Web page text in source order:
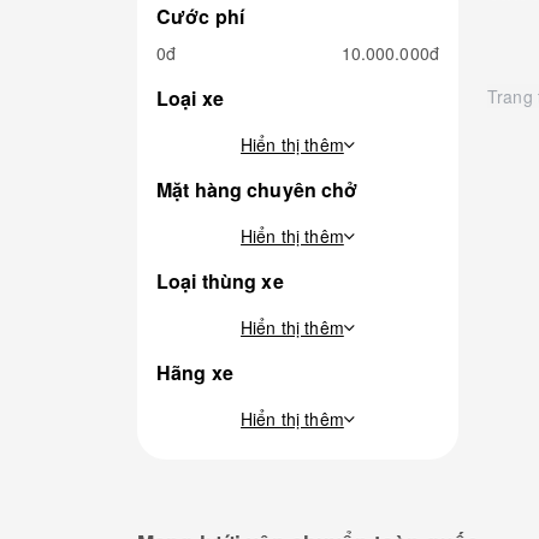
Cước phí
0đ 10.000.000đ
Loại xe
Hiển thị thêm
Mặt hàng chuyên chở
Hiển thị thêm
Loại thùng xe
Hiển thị thêm
Hãng xe
Hiển thị thêm
Trang